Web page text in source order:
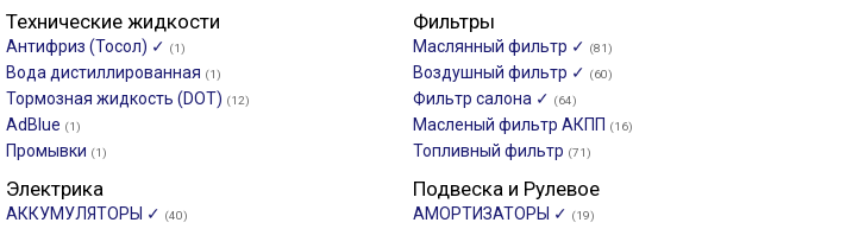
Технические жидкости
Антифриз (Тосол) ✓ (1)
Вода дистиллированная (1)
Тормозная жидкость (DOT) (12)
AdBlue (1)
Промывки (1)
Фильтры
Маслянный фильтр ✓ (81)
Воздушный фильтр ✓ (60)
Фильтр салона ✓ (64)
Масленый фильтр АКПП (16)
Топливный фильтр (71)
Электрика
АККУМУЛЯТОРЫ ✓ (40)
Подвеска и Рулевое
АМОРТИЗАТОРЫ ✓ (19)